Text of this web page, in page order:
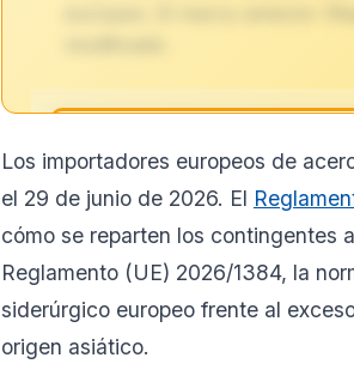
🔒
Análisis de impacto
El análisis detallado del impacto
disponible con los planes PRO
contenido completo y recibe
Los importadores europeos de
el 29 de junio de 2026. El
cómo se reparten los contingentes
Reglamento (UE) 2026/1384, la
siderúrgico europeo frente al
origen asiático.